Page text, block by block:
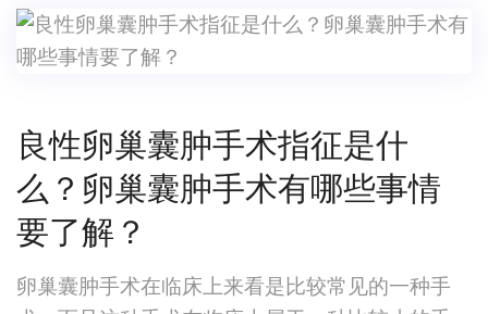
良性卵巢囊肿手术指征是什
么？卵巢囊肿手术有哪些事情
要了解？
卵巢囊肿手术在临床上来看是比较常见的一种手